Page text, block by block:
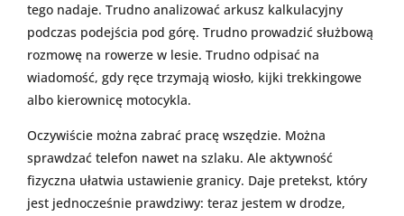
tego nadaje. Trudno analizować arkusz kalkulacyjny
podczas podejścia pod górę. Trudno prowadzić służbową
rozmowę na rowerze w lesie. Trudno odpisać na
wiadomość, gdy ręce trzymają wiosło, kijki trekkingowe
albo kierownicę motocykla.
Oczywiście można zabrać pracę wszędzie. Można
sprawdzać telefon nawet na szlaku. Ale aktywność
fizyczna ułatwia ustawienie granicy. Daje pretekst, który
jest jednocześnie prawdziwy: teraz jestem w drodze,